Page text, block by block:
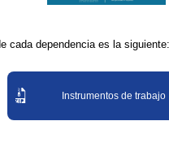
cada dependencia es la
Instrumentos de trabajo